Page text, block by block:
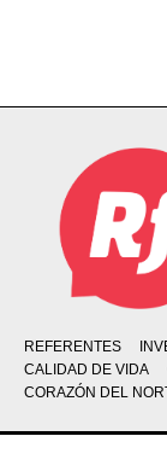
REFERENTES
CALIDAD DE VIDA
CORAZÓN DEL